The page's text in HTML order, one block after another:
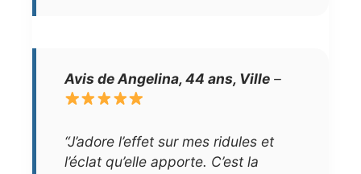
Avis de Angelina, 44 ans, Ville –
“J’adore l’effet sur mes ridules et
l’éclat qu’elle apporte. C’est la